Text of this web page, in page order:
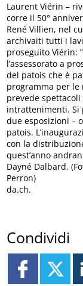
Laurent Viérin –
corre il 50°
René Villien, nel
archivaiti tutti i
proseguito Viérin:
l’assessorato a
del patois che è
programma per le
prevede
intrattenimenti. Si
due esposizioni –
patois.
con la
quest’anno
Dayné Dalbard.
Perron)
da.ch.
Condividi